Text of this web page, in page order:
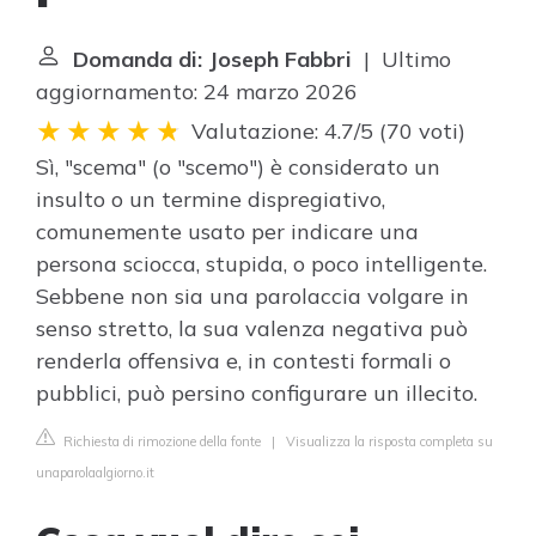
Domanda di: Joseph Fabbri | Ultimo
aggiornamento: 24 marzo 2026
Valutazione: 4.7/5 (70 voti)
Sì, "scema" (o "scemo") è considerato un
insulto o un termine dispregiativo,
comunemente usato per indicare una
persona sciocca, stupida, o poco intelligente.
Sebbene non sia una parolaccia volgare in
senso stretto, la sua valenza negativa può
renderla offensiva e, in contesti formali o
pubblici, può persino configurare un illecito.
Richiesta di rimozione della fonte | Visualizza la risposta completa su
unaparolaalgiorno.it